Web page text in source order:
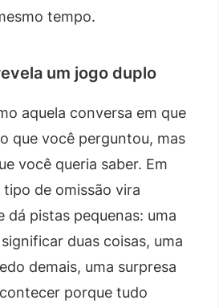
tempo.
um jogo duplo
aquela conversa em que
que você perguntou, mas
você queria saber. Em
tipo de omissão vira
dá pistas pequenas: uma
duas coisas, uma
demais, uma surpresa
porque tudo